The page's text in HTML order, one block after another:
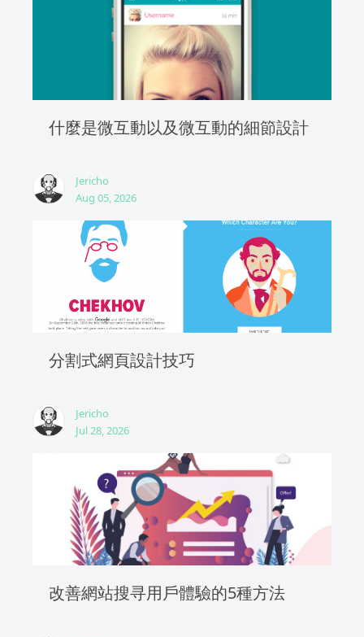
什麼是微互動以及微互動的細節設計
Jericho
Aug 05, 2026
分割式網頁設計技巧
Jericho
Jul 28, 2026
改善網站搜寻用戶體驗的5種方法